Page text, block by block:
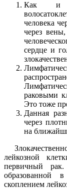
Как и
человека
через
сердце и
раковыми
Это тоже
Данная
через
на
лейкозной
первичный
образованной
скоплением